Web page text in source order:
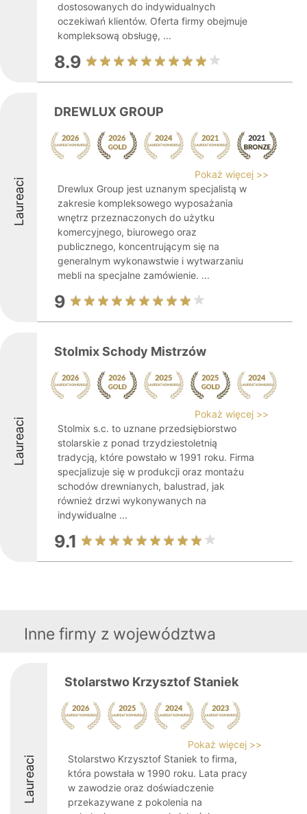
dostosowanych do indywidualnych
oczekiwań klientów. Oferta firmy obejmuje
kompleksową obsługę, ...
8.9
Laureaci
DREWLUX GROUP
Pokaż więcej >>
Drewlux Group jest uznanym specjalistą w
zakresie kompleksowego wyposażania
wnętrz przeznaczonych do użytku
komercyjnego, biurowego oraz
publicznego, koncentrującym się na
generalnym wykonawstwie i wytwarzaniu
mebli na specjalne zamówienie. ...
9
Laureaci
Stolmix Schody Mistrzów
Pokaż więcej >>
Stolmix s.c. to uznane przedsiębiorstwo
stolarskie z ponad trzydziestoletnią
tradycją, które powstało w 1991 roku. Firma
specjalizuje się w produkcji oraz montażu
schodów drewnianych, balustrad, jak
również drzwi wykonywanych na
indywidualne ...
9.1
Inne firmy z województwa
Laureaci
Stolarstwo Krzysztof Staniek
Pokaż więcej >>
Stolarstwo Krzysztof Staniek to firma,
która powstała w 1990 roku. Lata pracy
w zawodzie oraz doświadczenie
przekazywane z pokolenia na